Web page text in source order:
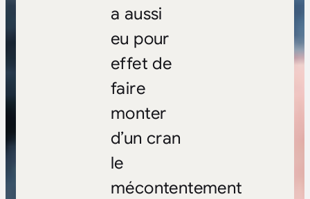
a aussi
eu pour
effet de
faire
monter
d’un cran
le
mécontentement